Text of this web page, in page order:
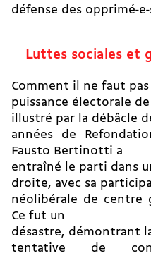
défense des opprimé-e-
Luttes sociales et
Comment il ne faut
puissance électorale
illustré par la débâcle
années de
Fausto Bertinotti a
entraîné le parti dans
droite, avec sa
néolibérale de centre
Ce fut un
désastre, démontrant
tentative de